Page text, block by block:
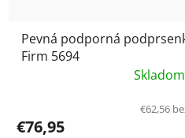
Pevná podporná
Firm 5694
Skladom
€62,56
€76,95